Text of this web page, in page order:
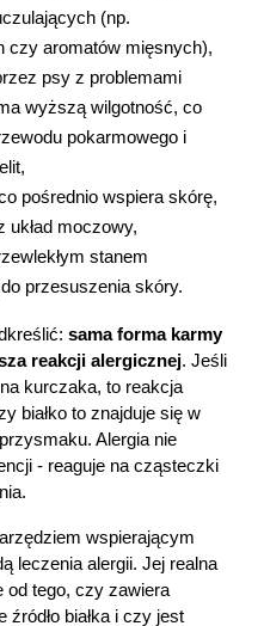
(np.
czy aromatów mięsnych),
psy z problemami
wyższą wilgotność, co
pokarmowego i
pośrednio wspiera skórę,
układ moczowy,
stanem
przesuszenia skóry.
sama forma karmy
reakcji alergicznej. Jeśli
kurczaka, to reakcja
białko to znajduje się w
Alergia nie
- reaguje na cząsteczki
wspierającym
leczenia alergii. Jej realna
od tego, czy zawiera
źródło białka i czy jest